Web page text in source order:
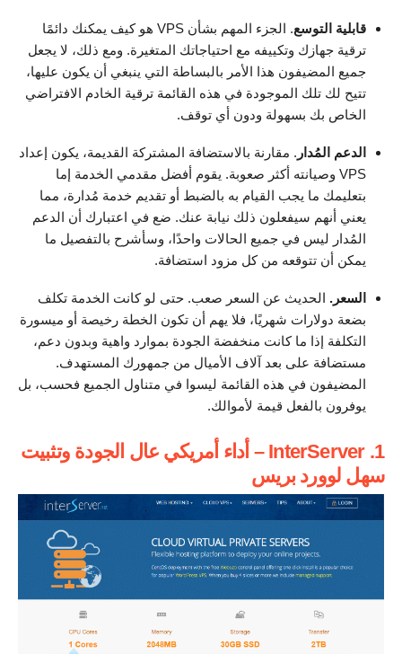
قابلية التوسع
. الجزء المهم بشأن VPS هو كيف يمكنك دائمًا
ترقية جهازك وتكييفه مع احتياجاتك المتغيرة. ومع ذلك، لا يجعل
جميع المضيفون هذا الأمر بالبساطة التي ينبغي أن يكون عليها،
تتيح لك تلك الموجودة في هذه القائمة ترقية الخادم الافتراضي
الخاص بك بسهولة ودون أي توقف.
الدعم المُدار . مقارنة بالاستضافة المشتركة القديمة، يكون إعداد
VPS وصيانته أكثر صعوبة. يقوم أفضل مقدمي الخدمة إما
بتعليمك ما يجب القيام به بالضبط أو تقديم خدمة مُدارة، مما
يعني أنهم سيفعلون ذلك نيابة عنك. ضع في اعتبارك أن الدعم
المُدار ليس في جميع الحالات واحدًا، وسأشرح بالتفصيل ما
يمكن أن تتوقعه من كل مزود استضافة.
السعر. الحديث عن السعر صعب. حتى لو كانت الخدمة تكلف
بضعة دولارات شهريًا، فلا يهم أن تكون الخطة رخيصة أو ميسورة
التكلفة إذا ما كانت منخفضة الجودة بموارد واهية وبدون دعم،
مستضافة على بعد آلاف الأميال من جمهورك المستهدف.
المضيفون في هذه القائمة ليسوا في متناول الجميع فحسب، بل
يوفرون بالفعل قيمة لأموالك.
1. InterServer – أداء أمريكي عال الجودة وتثبيت
سهل لوورد بريس